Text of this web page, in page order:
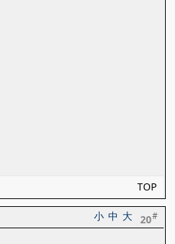
TOP
20#
大
中
小